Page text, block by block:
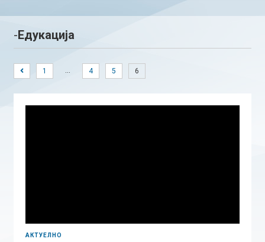
-Едукација
1 … 4 5 6
АКТУЕЛНО